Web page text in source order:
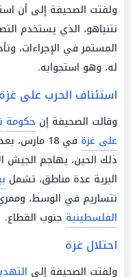
ولفتت الصحيفة إلى أن
نتنياهو، الذي يستخدم
المستمر في الإجراءات،
له، وهو استجوابه.
استئناف الحرب على غزة
وقالت الصحيفة إن حكومة
على غزة في 18 مارس، بعد شهرين من
ذلك الحين، يهاجم الجيش
البرية عدة مناطق، تشمل
نتساريم في الوسط،
الفلسطينية جنوب القطاع.
احتلال غزة
ولفتت الصحيفة إلى